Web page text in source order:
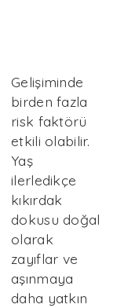
Gelişiminde
birden fazla
risk faktörü
etkili olabilir.
Yaş
ilerledikçe
kıkırdak
dokusu doğal
olarak
zayıflar ve
aşınmaya
daha yatkın